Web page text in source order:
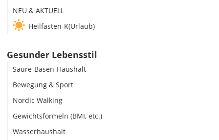
NEU & AKTUELL
Heilfasten-K(Urlaub)
Gesunder Lebensstil
Säure-Basen-Haushalt
Bewegung & Sport
Nordic Walking
Gewichtsformeln (BMI, etc.)
Wasserhaushalt